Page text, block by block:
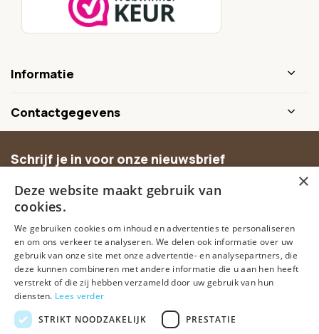
Informatie
Contactgegevens
Schrijf je in voor onze nieuwsbrief
aanbiedingen.
Abonneer
×
Deze website maakt gebruik van
cookies.
We gebruiken cookies om inhoud en advertenties te personaliseren
en om ons verkeer te analyseren. We delen ook informatie over uw
gebruik van onze site met onze advertentie- en analysepartners, die
deze kunnen combineren met andere informatie die u aan hen heeft
verstrekt of die zij hebben verzameld door uw gebruik van hun
diensten. Lees verder
STRIKT NOODZAKELIJK
PRESTATIE